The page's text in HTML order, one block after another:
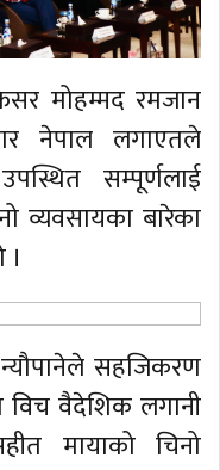
मोहम्मद रमजान
नेपाल लगाएतले
सम्पूर्णलाई
व्यवसायका बारेका
सहजिकरण
विच वैदेशिक लगानी
मायाको चिनो